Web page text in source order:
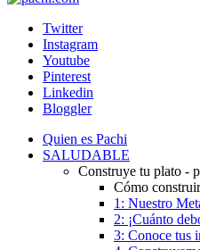
Twitter
Instagram
Youtube
Pinterest
Linkedin
Bloggler
Quien es Pachi
SALUDABLE
Construye tu plato -
Cómo
1: Nuestro
2: ¡Cuánto
3: Conoce tus